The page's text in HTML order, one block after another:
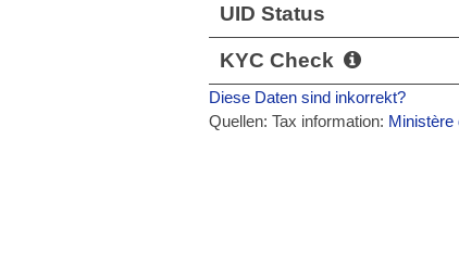
UID Status
KYC Check
Diese Daten sind inkorrekt?
Quellen: Tax information: Ministère